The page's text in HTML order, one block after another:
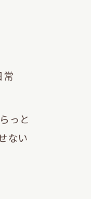
常
っと
ない